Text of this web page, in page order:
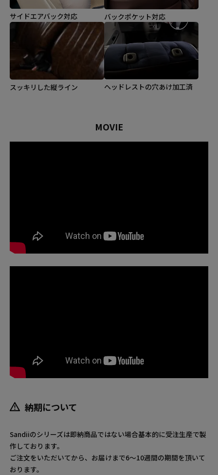
サイドエアバック対応 バックポケット対応
スッキリした縦ライン ヘッドレストの穴あけ加工済
MOVIE
納期について
Sandiiのシリーズは即納商品ではない場合基本的に受注生産で製
作しております。
ご注文をいただいてから、お届けまで6～10週間の期間を頂いて
おります。